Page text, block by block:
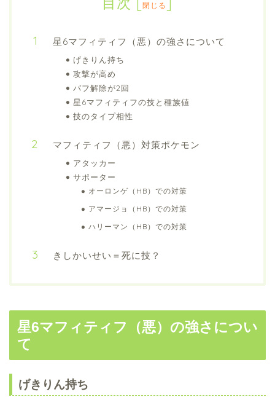
閉じる
星6マフィティフ（悪）の強さについて
げきりん持ち
攻撃が高め
バフ解除が2回
星6マフィティフの技と種族値
技のタイプ相性
マフィティフ（悪）対策ポケモン
アタッカー
サポーター
オーロンゲ（HB）での対策
アマージョ（HB）での対策
ハリーマン（HB）での対策
きしかいせい＝死に技？
星6マフィティフ（悪）の強さについ
て
げきりん持ち